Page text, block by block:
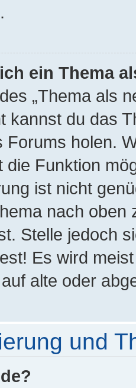
ein Thema
„Thema als
kannst du das
Forums holen.
die Funktion
ist nicht
nach oben
Stelle jedoch
Es wird
alte oder
und